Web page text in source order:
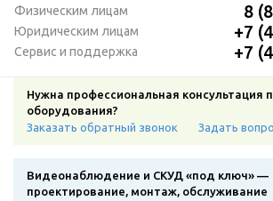
Физическим лицам
8
Юридическим лицам +7
Сервис и поддержка +7
Нужна профессиональная консультация
оборудования?
Заказать обратный звонок
Задать
Видеонаблюдение и СКУД «под ключ» —
проектирование, монтаж, обслуживание